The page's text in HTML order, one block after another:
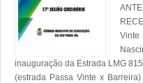
inauguração da Estrada LMG
(estrada Passa Vinte x